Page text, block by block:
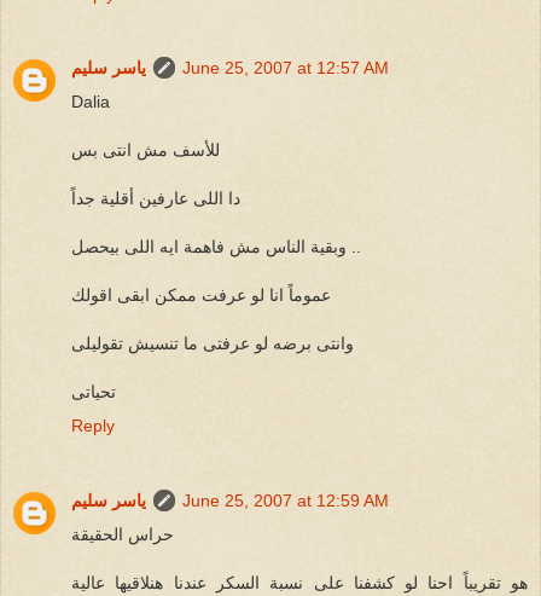
ياسر سليم
June 25, 2007 at 12:57 AM
Dalia
للأسف مش انتى بس
دا اللى عارفين أقلية جداً
وبقية الناس مش فاهمة ايه اللى بيحصل ..
عموماً انا لو عرفت ممكن ابقى اقولك
وانتى برضه لو عرفتى ما تنسيش تقوليلى
تحياتى
Reply
ياسر سليم
June 25, 2007 at 12:59 AM
حراس الحقيقة
هو تقريباً احنا لو كشفنا على نسبة السكر عندنا هنلاقيها عالية